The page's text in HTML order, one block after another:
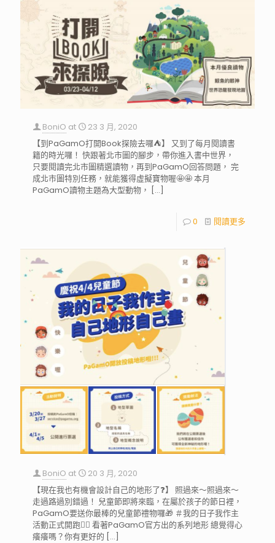
BoniO at
23 3 月, 2020
【到PaGamO打開Book探險去囉⛺️】 又到了每月閱讀書
籍的時光囉！ 快跟著北市圖的腳步，帶你進入書中世界，
只要閱讀完北市圖精選讀物，再到PaGamO回答問題， 完
成北市圖特別任務，就能獲得虛擬寶物喔🤩🤩 本月
PaGamO讀物主題為大型動物， […]
0 閱讀更多
BoniO at
20 3 月, 2020
【現在我也有機會設計自己的地形了❓】 照過來～照過來～
走過路過別錯過！ 兒童節即將來臨，在屬於孩子的節日裡，
PaGamO要送你最棒的兒童節禮物囉🎁 ＃我的日子我作主
活動正式開跑🏃‍♀️ 看著PaGamO官方出的系列地形 總覺得心
癢癢嗎？你有更好的 […]